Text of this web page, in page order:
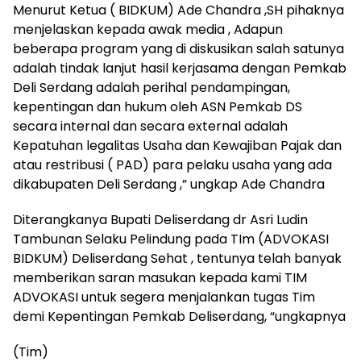
Menurut Ketua ( BIDKUM) Ade Chandra ,SH pihaknya
menjelaskan kepada awak media , Adapun
beberapa program yang di diskusikan salah satunya
adalah tindak lanjut hasil kerjasama dengan Pemkab
Deli Serdang adalah perihal pendampingan,
kepentingan dan hukum oleh ASN Pemkab DS
secara internal dan secara external adalah
Kepatuhan legalitas Usaha dan Kewajiban Pajak dan
atau restribusi ( PAD) para pelaku usaha yang ada
dikabupaten Deli Serdang ,” ungkap Ade Chandra
Diterangkanya Bupati Deliserdang dr Asri Ludin
Tambunan Selaku Pelindung pada TIm (ADVOKASI
BIDKUM) Deliserdang Sehat , tentunya telah banyak
memberikan saran masukan kepada kami TIM
ADVOKASI untuk segera menjalankan tugas Tim
demi Kepentingan Pemkab Deliserdang, “ungkapnya
(Tim)